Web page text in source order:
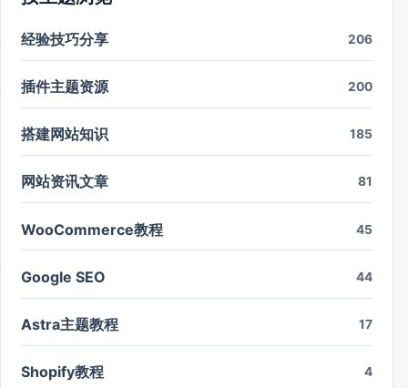
经验技巧分享 206
插件主题资源 200
搭建网站知识 185
网站资讯文章 81
WooCommerce教程 45
Google SEO 44
Astra主题教程 17
Shopify教程 4